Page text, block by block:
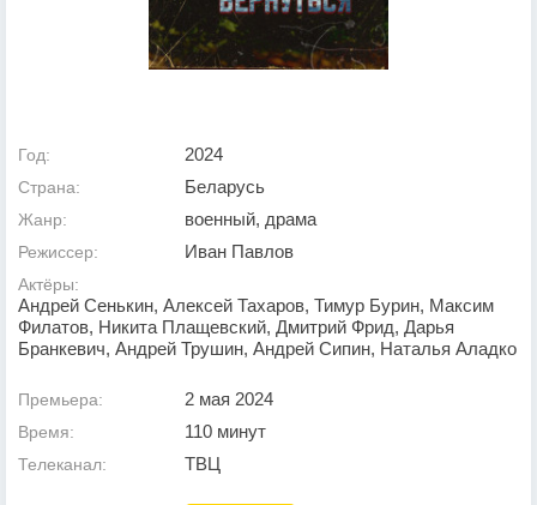
Год: 2024
Страна: Беларусь
Жанр: военный, драма
Режиссер: Иван Павлов
Актёры:
Андрей Сенькин, Алексей Тахаров, Тимур Бурин, Максим
Филатов, Никита Плащевский, Дмитрий Фрид, Дарья
Бранкевич, Андрей Трушин, Андрей Сипин, Наталья Аладко
Премьера: 2 мая 2024
Время: 110 минут
Телеканал: ТВЦ